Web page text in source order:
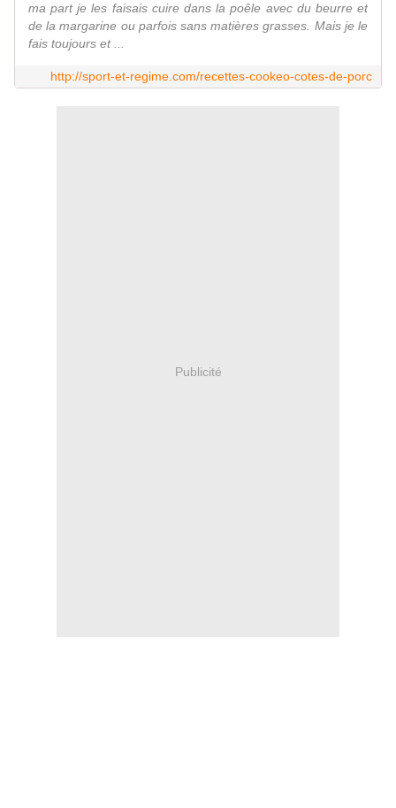
ma part je les faisais cuire dans la poêle avec du beurre et
de la margarine ou parfois sans matières grasses. Mais je le
fais toujours et ...
http://sport-et-regime.com/recettes-cookeo-cotes-de-porc
Publicité